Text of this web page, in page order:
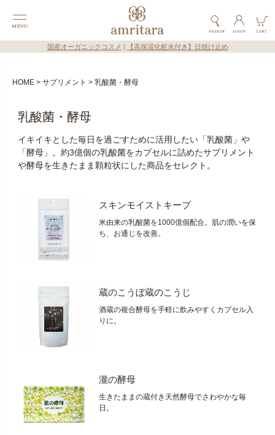
国産オーガニックコスメ 【高保湿化粧水付き】日焼け止め
HOME サプリメント 乳酸菌・酵母
乳酸菌・酵母
イキイキとした毎日を過ごすために活用したい「乳酸菌」や
「酵母」。約3億個の乳酸菌をカプセルに詰めたサプリメント
や酵母を生きたまま顆粒状にした商品をセレクト。
スキンモイストキープ
米由来の乳酸菌を1000億個配合。肌の潤いを保
ち、お通じを改善。
蔵のこうぼ蔵のこうじ
酒蔵の複合酵母を手軽に飲みやすくカプセル入
りに。
瀧の酵母
生きたままの蔵付き天然酵母でさわやかな毎
日。